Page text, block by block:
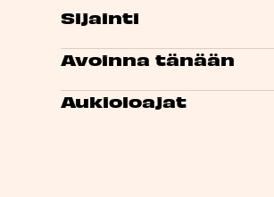
Sijainti
Avoinna tänään
Aukioloajat